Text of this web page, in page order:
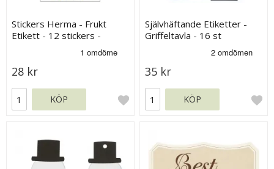
Stickers Herma - Frukt
Etikett - 12 stickers -
28 kr
KÖP
Självhäftande Etiketter -
Griffeltavla - 16 st
35 kr
KÖP